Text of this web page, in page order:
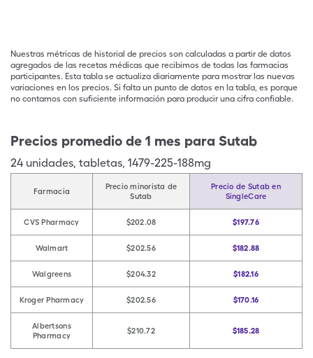
Nuestras métricas de historial de precios son calculadas a partir de datos
agregados de las recetas médicas que recibimos de todas las farmacias
participantes. Esta tabla se actualiza diariamente para mostrar las nuevas
variaciones en los precios. Si falta un punto de datos en la tabla, es porque
no contamos con suficiente información para producir una cifra confiable.
Precios promedio de 1 mes para Sutab
24 unidades, tabletas, 1479-225-188mg
Farmacia
Precio minorista de
Sutab
Precio de Sutab en
SingleCare
CVS Pharmacy $202.08 $197.76
Walmart $202.56 $182.88
Walgreens $204.32 $182.16
Kroger Pharmacy $202.56 $170.16
Albertsons
Pharmacy
$210.72 $185.28